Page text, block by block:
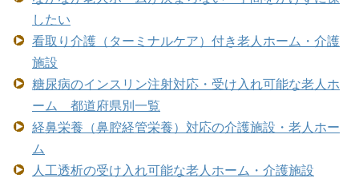
したい
看取り介護（ターミナルケア）付き老人ホーム・介護
施設
糖尿病のインスリン注射対応・受け入れ可能な老人ホ
ーム 都道府県別一覧
経鼻栄養（鼻腔経管栄養）対応の介護施設・老人ホー
ム
人工透析の受け入れ可能な老人ホーム・介護施設